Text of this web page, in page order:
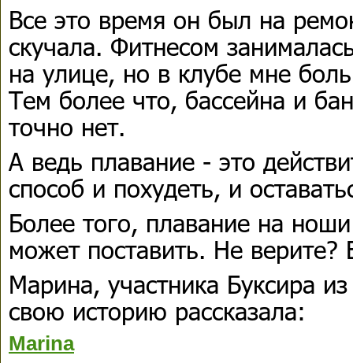
Все это время он был на
скучала. Фитнесом
на улице, но в клубе мне
Тем более что, бассейна и
точно нет.
А ведь плавание - это
способ и похудеть, и
Более того, плавание на
может поставить. Не верите?
Марина, участника Буксира
свою историю рассказала:
Marina